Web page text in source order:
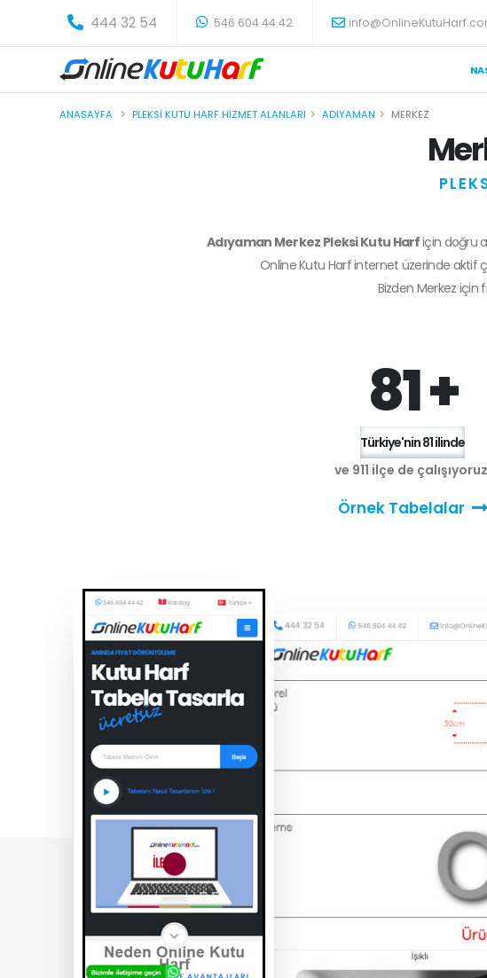
444 32 54 546 604 44 42
ANASAYFA PLEKSI KUTU HARF HIZMET ALANLARI ADIYAMAN MERKEZ
Adıyaman Merkez Pleksi Kutu Harfiçin doğru
Online Kutu Harf internet üzerinde aktif
Bizden Merkez için
81 +
Türkiye'nin 81 ilinde
ve 911 ilçe de
Örnek Tabelalar